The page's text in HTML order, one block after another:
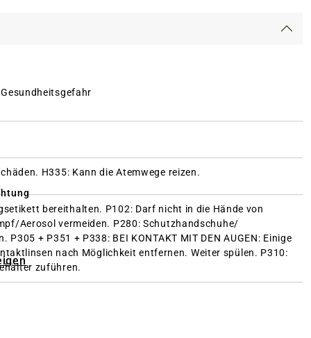
H335: Kann die Atemwege reizen.
bereithalten. P102: Darf nicht in die Hände von
Aerosol vermeiden. P280: Schutzhandschuhe/
P305 + P351 + P338: BEI KONTAKT MIT DEN AUGEN: Einige
nach Möglichkeit entfernen. Weiter spülen. P310:
zuführen.